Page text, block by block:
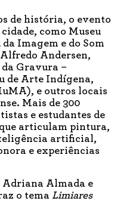
de história, o evento
como Museu
Imagem e do Som
Andersen,
Gravura –
de Arte Indígena,
e outros locais
Mais de 300
e estudantes de
articulam pintura,
artificial,
e experiências
Adriana Almada e
o tema Limiares